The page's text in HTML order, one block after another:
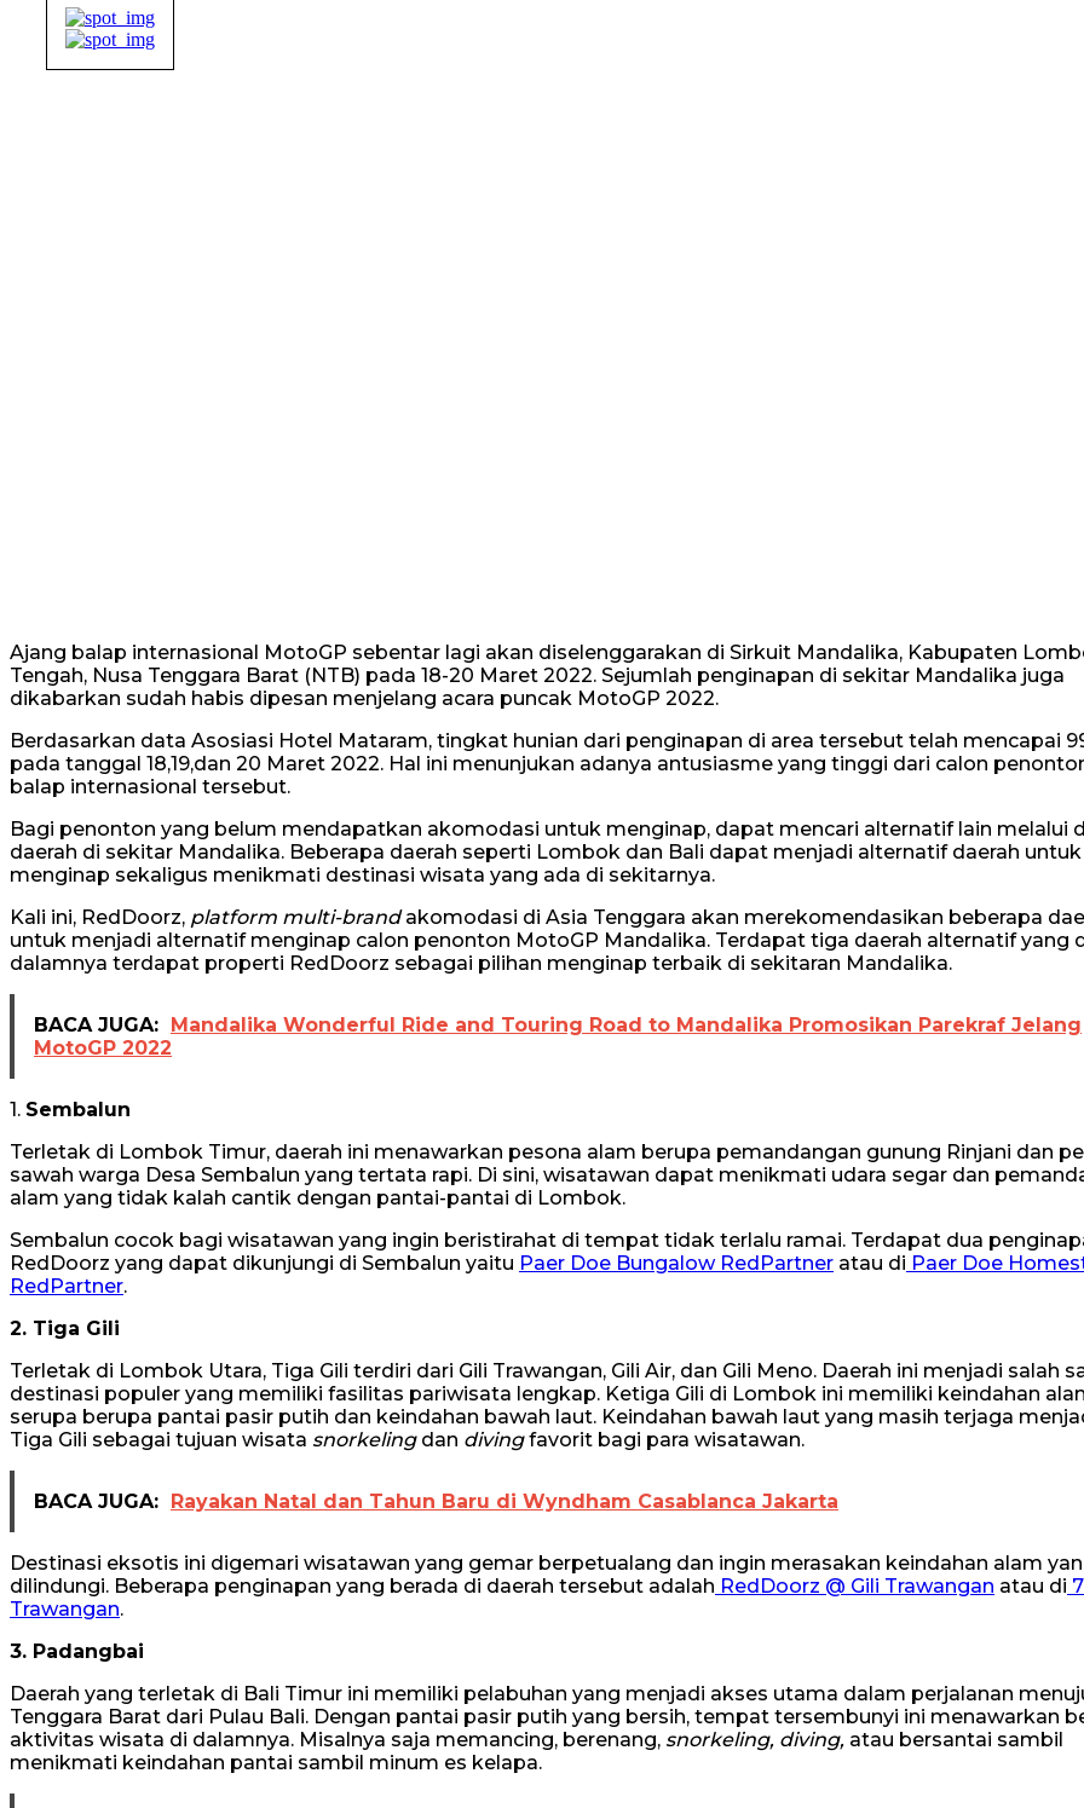
Ajang balap internasional MotoGP sebentar lagi akan diselenggarakan di Sirkuit Mandalika, Kabupaten
Tengah, Nusa Tenggara Barat (NTB) pada 18-20 Maret 2022. Sejumlah penginapan di sekitar Mandalika juga
dikabarkan sudah habis dipesan menjelang acara puncak MotoGP 2022.
Berdasarkan data Asosiasi Hotel Mataram, tingkat hunian dari penginapan di area tersebut telah mencapai
pada tanggal 18,19,dan 20 Maret 2022. Hal ini menunjukan adanya antusiasme yang tinggi dari calon
balap internasional tersebut.
Bagi penonton yang belum mendapatkan akomodasi untuk menginap, dapat mencari alternatif lain melalui
daerah di sekitar Mandalika. Beberapa daerah seperti Lombok dan Bali dapat menjadi alternatif daerah untuk
menginap sekaligus menikmati destinasi wisata yang ada di sekitarnya.
Kali ini, RedDoorz, platform multi-brandakomodasi di Asia Tenggara akan merekomendasikan beberapa
untuk menjadi alternatif menginap calon penonton MotoGP Mandalika. Terdapat tiga daerah alternatif yang
dalamnya terdapat properti RedDoorz sebagai pilihan menginap terbaik di sekitaran Mandalika.
BACA JUGA:
Mandalika Wonderful Ride and Touring Road to Mandalika Promosikan Parekraf Jelang
MotoGP 2022
1. Sembalun
Terletak di Lombok Timur, daerah ini menawarkan pesona alam berupa pemandangan gunung Rinjani dan
sawah warga Desa Sembalun yang tertata rapi. Di sini, wisatawan dapat menikmati udara segar dan
alam yang tidak kalah cantik dengan pantai-pantai di Lombok.
Sembalun cocok bagi wisatawan yang ingin beristirahat di tempat tidak terlalu ramai. Terdapat dua
RedDoorz yang dapat dikunjungi di Sembalun yaitu Paer Doe Bungalow RedPartner atau di Paer Doe
RedPartner.
2. Tiga Gili
Terletak di Lombok Utara, Tiga Gili terdiri dari Gili Trawangan, Gili Air, dan Gili Meno. Daerah ini menjadi salah
destinasi populer yang memiliki fasilitas pariwisata lengkap. Ketiga Gili di Lombok ini memiliki keindahan
serupa berupa pantai pasir putih dan keindahan bawah laut. Keindahan bawah laut yang masih terjaga
Tiga Gili sebagai tujuan wisata snorkeling dan divingfavorit bagi para wisatawan.
BACA JUGA: Rayakan Natal dan Tahun Baru di Wyndham Casablanca Jakarta
Destinasi eksotis ini digemari wisatawan yang gemar berpetualang dan ingin merasakan keindahan alam
dilindungi. Beberapa penginapan yang berada di daerah tersebut adalah RedDoorz @ Gili Trawangan atau di
Trawangan.
3. Padangbai
Daerah yang terletak di Bali Timur ini memiliki pelabuhan yang menjadi akses utama dalam perjalanan
Tenggara Barat dari Pulau Bali. Dengan pantai pasir putih yang bersih, tempat tersembunyi ini menawarkan
aktivitas wisata di dalamnya. Misalnya saja memancing, berenang, snorkeling, diving, atau bersantai sambil
menikmati keindahan pantai sambil minum es kelapa.